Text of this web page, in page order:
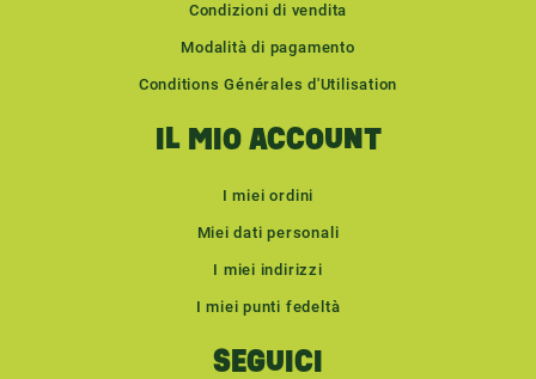
Condizioni di vendita
Modalità di pagamento
Conditions Générales d'Utilisation
IL MIO ACCOUNT
I miei ordini
Miei dati personali
I miei indirizzi
I miei punti fedeltà
SEGUICI